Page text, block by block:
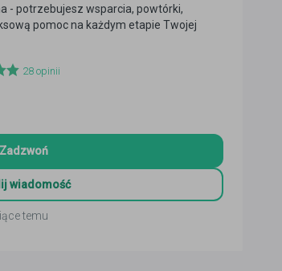
- potrzebujesz wsparcia, powtórki,
pomoc na każdym etapie Twojej
28 opinii
Zadzwoń
wiadomość
temu